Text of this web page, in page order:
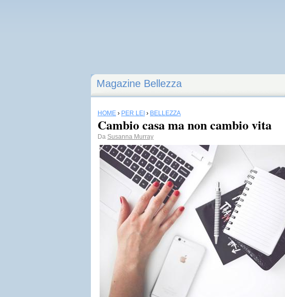
Magazine Bellezza
HOME › PER LEI › BELLEZZA
Cambio casa ma non cambio vita
Da Susanna Murray